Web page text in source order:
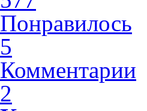
Понравилось
5
Комментарии
2